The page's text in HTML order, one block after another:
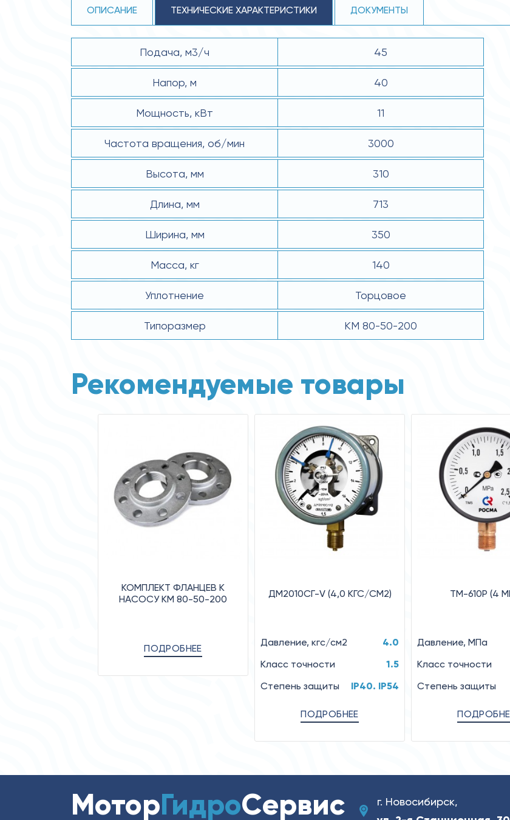
ОПИСАНИЕ ТЕХНИЧЕСКИЕ ХАРАКТЕРИСТИКИ ДОКУМЕНТЫ
Подача, м3/ч 45
Напор, м 40
Мощность, кВт 11
Частота вращения, об/мин 3000
Высота, мм 310
Длина, мм 713
Ширина, мм 350
Масса, кг 140
Уплотнение Торцовое
Типоразмер КМ 80-50-200
Рекомендуемые товары
КОМПЛЕКТ ФЛАНЦЕВ К
НАСОСУ КМ 80-50-200
ПОДРОБНЕЕ
ДМ2010СГ-V (4,0 КГС/СМ2)
Давление, кгс/см2
4.0
Класс точности
1.5
Степень защиты
IP40. IP54
ПОДРОБНЕЕ
ТМ-610Р (4
Давление, MПa
Класс точности
Степень защиты
МоторГидроСервис г. Новосибирск,